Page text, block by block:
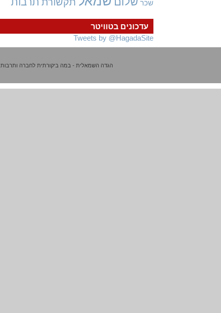
עדכונים בטוויטר
Tweets by @HagadaSite
שכר
הגדה השמאלית - במה ביקורתית לחברה ותרבות